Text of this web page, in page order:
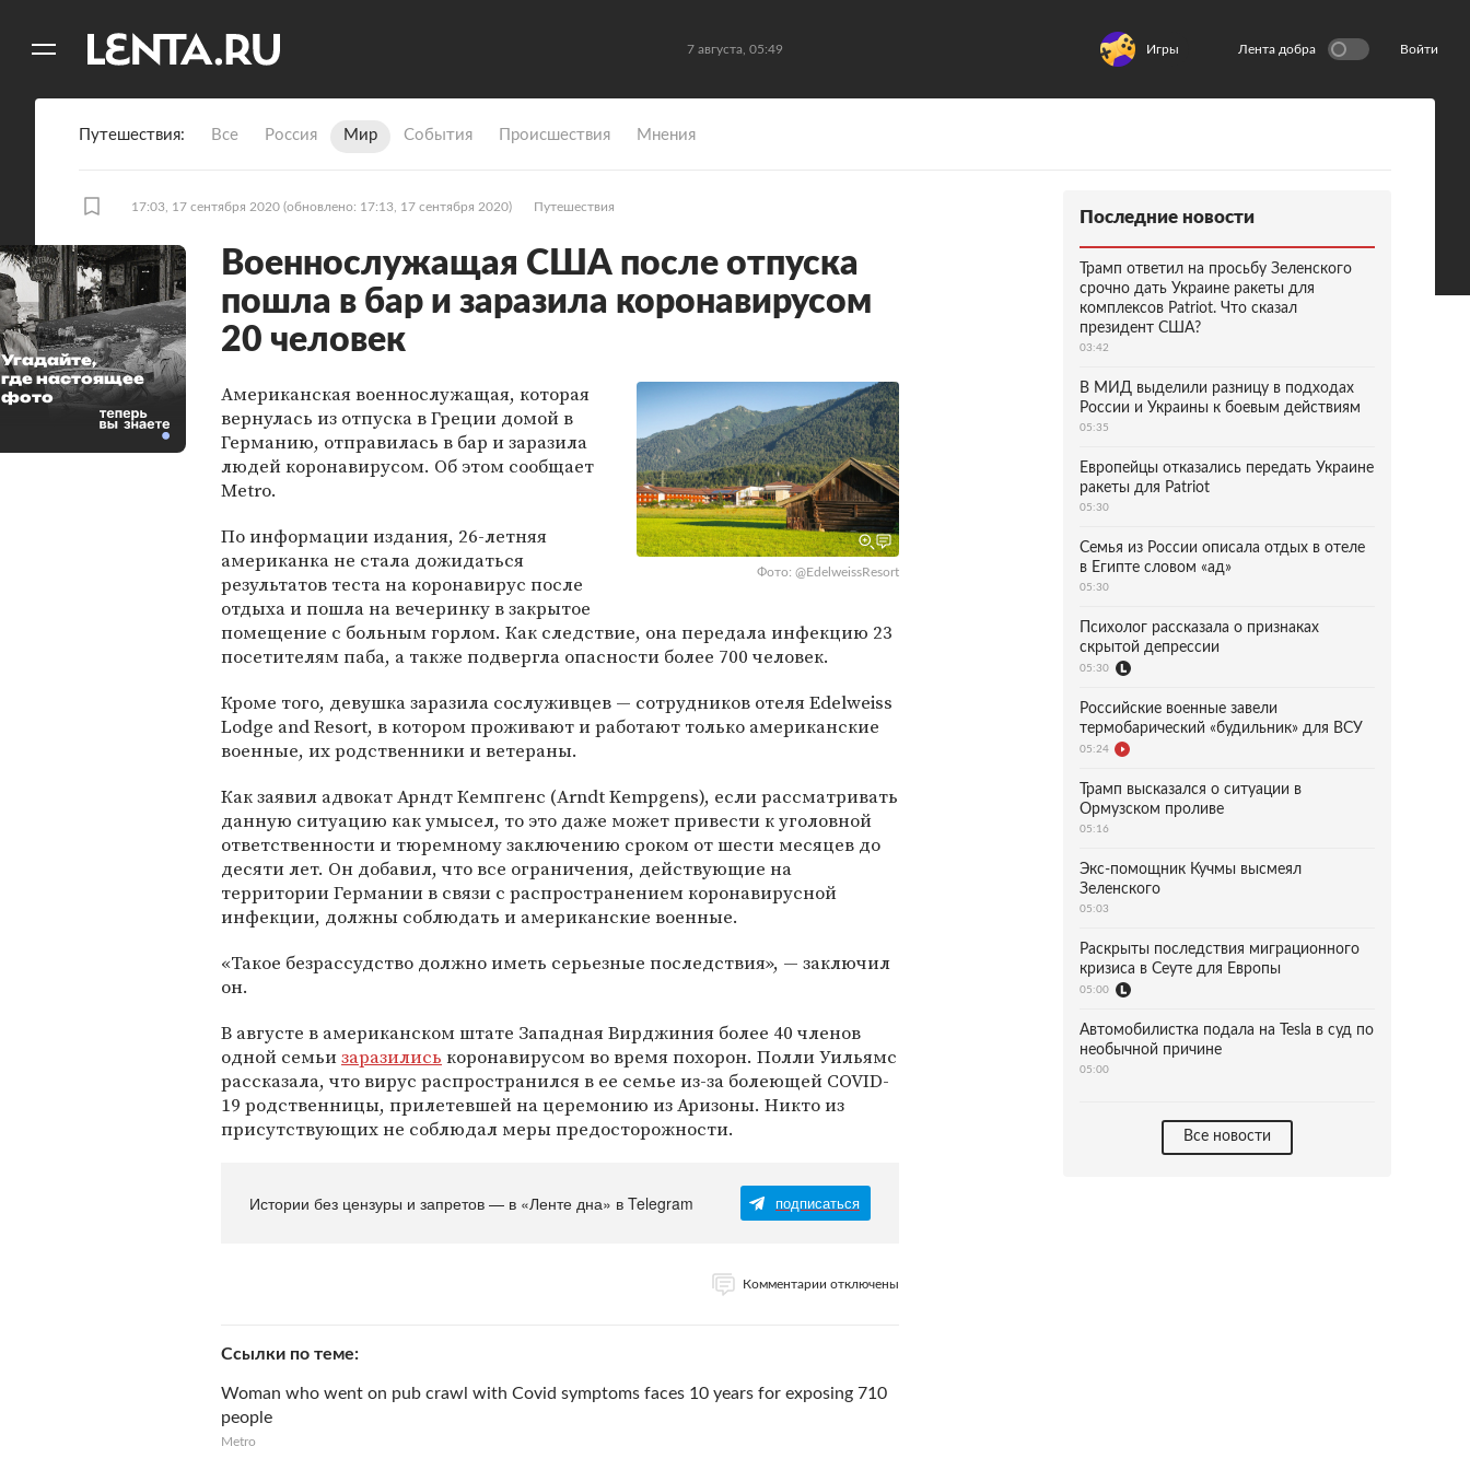
7 августа, 05:49 Игры Лента добра Войти
Путешествия Все Россия Мир События Происшествия Мнения
17:03, 17 сентября 2020 (обновлено: 17:13, 17 сентября 2020) Путешествия
Военнослужащая США после отпуска
пошла в бар и заразила коронавирусом
20 человек
Фото: @EdelweissResort
Американская военнослужащая, которая
вернулась из отпуска в Греции домой в
Германию, отправилась в бар и заразила
людей коронавирусом. Об этом сообщает
Metro.
По информации издания, 26-летняя
американка не стала дожидаться
результатов теста на коронавирус после
отдыха и пошла на вечеринку в закрытое
помещение с больным горлом. Как следствие, она передала инфекцию 23
посетителям паба, а также подвергла опасности более 700 человек.
Кроме того, девушка заразила сослуживцев — сотрудников отеля Edelweiss
Lodge and Resort, в котором проживают и работают только американские
военные, их родственники и ветераны.
Как заявил адвокат Арндт Кемпгенс (Arndt Kempgens), если рассматривать
данную ситуацию как умысел, то это даже может привести к уголовной
ответственности и тюремному заключению сроком от шести месяцев до
десяти лет. Он добавил, что все ограничения, действующие на
территории Германии в связи с распространением коронавирусной
инфекции, должны соблюдать и американские военные.
«Такое безрассудство должно иметь серьезные последствия», — заключил
он.
В августе в американском штате Западная Вирджиния более 40 членов
одной семьизаразились коронавирусом во время похорон. Полли Уильямс
рассказала, что вирус распространился в ее семье из-за болеющей COVID-
19 родственницы, прилетевшей на церемонию из Аризоны. Никто из
присутствующих не соблюдал меры предосторожности.
Истории без цензуры и запретов — в «Ленте дна» в Telegram подписаться
Комментарии отключены
Ссылки по теме
Woman who went on pub crawl with Covid symptoms faces 10 years for exposing 710
people
Metro
Угадайте,
где настоящее
фото
Последние новости
Трамп ответил на просьбу Зеленского
срочно дать Украине ракеты для
комплексов Patriot. Что сказал
президент США?
03:42
В МИД выделили разницу в подходах
России и Украины к боевым действиям
05:35
Европейцы отказались передать Украине
ракеты для Patriot
05:30
Семья из России описала отдых в отеле
в Египте словом «ад»
05:30
Психолог рассказала о признаках
скрытой депрессии
05:30
Российские военные завели
термобарический «будильник» для ВСУ
05:24
Трамп высказался о ситуации в
Ормузском проливе
05:16
Экс-помощник Кучмы высмеял
Зеленского
05:03
Раскрыты последствия миграционного
кризиса в Сеуте для Европы
05:00
Автомобилистка подала на Tesla в суд по
необычной причине
05:00
Все новости